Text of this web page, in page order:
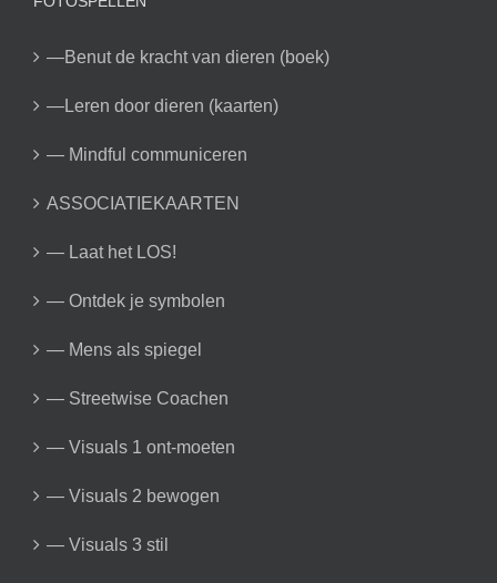
—Benut de kracht van dieren (boek)
—Leren door dieren (kaarten)
— Mindful communiceren
ASSOCIATIEKAARTEN
— Laat het LOS!
— Ontdek je symbolen
— Mens als spiegel
— Streetwise Coachen
— Visuals 1 ont-moeten
— Visuals 2 bewogen
— Visuals 3 stil